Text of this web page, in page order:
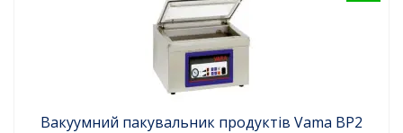
Вакуумний пакувальник продуктів Vama BP2